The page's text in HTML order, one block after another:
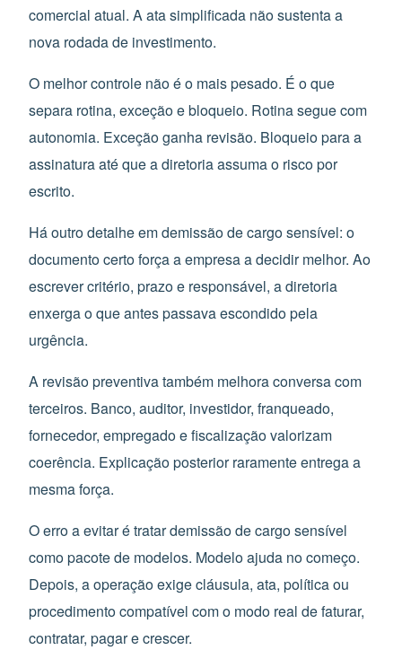
comercial atual. A ata simplificada não sustenta a
nova rodada de investimento.
O melhor controle não é o mais pesado. É o que
separa rotina, exceção e bloqueio. Rotina segue com
autonomia. Exceção ganha revisão. Bloqueio para a
assinatura até que a diretoria assuma o risco por
escrito.
Há outro detalhe em demissão de cargo sensível: o
documento certo força a empresa a decidir melhor. Ao
escrever critério, prazo e responsável, a diretoria
enxerga o que antes passava escondido pela
urgência.
A revisão preventiva também melhora conversa com
terceiros. Banco, auditor, investidor, franqueado,
fornecedor, empregado e fiscalização valorizam
coerência. Explicação posterior raramente entrega a
mesma força.
O erro a evitar é tratar demissão de cargo sensível
como pacote de modelos. Modelo ajuda no começo.
Depois, a operação exige cláusula, ata, política ou
procedimento compatível com o modo real de faturar,
contratar, pagar e crescer.